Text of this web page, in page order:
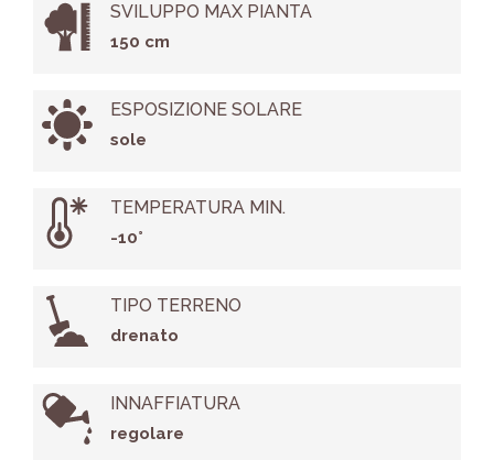
SVILUPPO MAX PIANTA
150 cm
ESPOSIZIONE SOLARE
sole
TEMPERATURA MIN.
-10°
TIPO TERRENO
drenato
INNAFFIATURA
regolare